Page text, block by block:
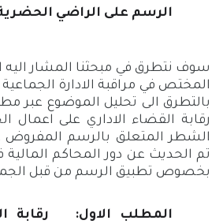
الرسم على الراضي الحضرية
سوف نتطرق في مبحثنا المشار اليه
المختص في مراقبة الادارة
بالتطرق الى تحليل الموضوع عبر
رقابة القضاء الاداري على
الشطر المتعلق بالرسم المفروض
تم الحديث عن دور المحاكم المالية
بخصوص تطبيق الرسم من قبل
المطلب الاول: رقابة